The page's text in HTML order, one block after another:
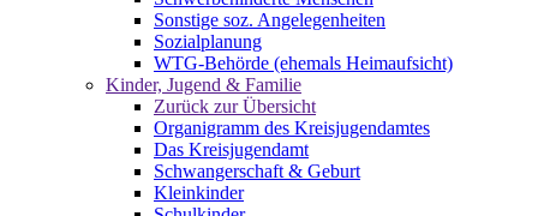
Sonstige soz. Angelegenheiten
Sozialplanung
WTG-Behörde (ehemals Heimaufsicht)
Kinder, Jugend & Familie
Zurück zur Übersicht
Organigramm des Kreisjugendamtes
Das Kreisjugendamt
Schwangerschaft & Geburt
Kleinkinder